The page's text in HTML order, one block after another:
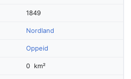
1849
Nordland
Oppeid
0 km²